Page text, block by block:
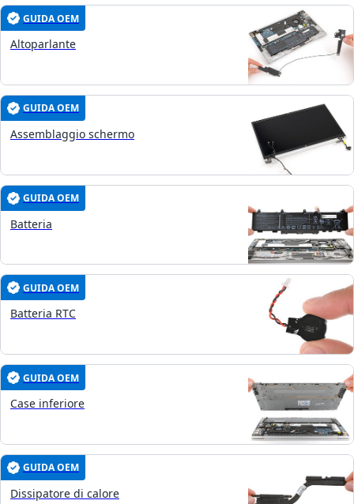
GUIDA OEM
Altoparlante
GUIDA OEM
Assemblaggio schermo
GUIDA OEM
Batteria
GUIDA OEM
Batteria RTC
GUIDA OEM
Case inferiore
GUIDA OEM
Dissipatore di calore